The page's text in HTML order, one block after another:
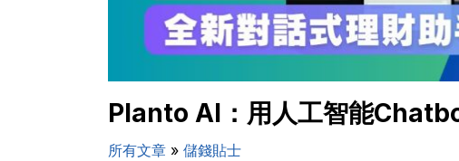
Planto AI：用人工智能
所有文章» 儲錢貼士